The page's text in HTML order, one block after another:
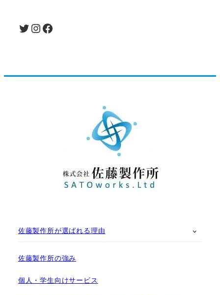
Twitter InstagramFacebook
佐藤製作所が選ばれる理由
佐藤製作所の強み
個人・学生向けサービス